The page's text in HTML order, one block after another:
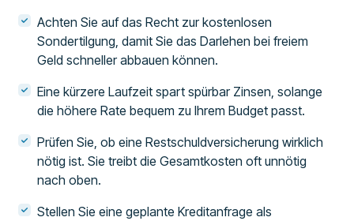
Achten Sie auf das Recht zur kostenlosen
Sondertilgung, damit Sie das Darlehen bei freiem
Geld schneller abbauen können.
Eine kürzere Laufzeit spart spürbar Zinsen, solange
die höhere Rate bequem zu Ihrem Budget passt.
Prüfen Sie, ob eine Restschuldversicherung wirklich
nötig ist. Sie treibt die Gesamtkosten oft unnötig
nach oben.
Stellen Sie eine geplante Kreditanfrage als